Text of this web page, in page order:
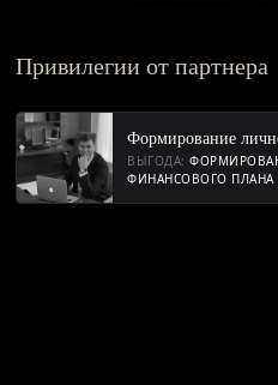
Привилегии от партнера
Формирование
ВЫГОДА:
ФИНАНСОВОГО ПЛАНА